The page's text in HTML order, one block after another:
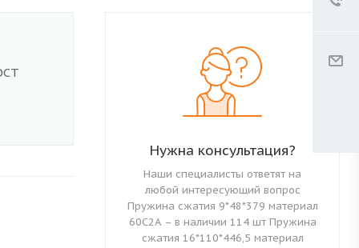
Нужна консультация?
Наши специалисты ответят на
любой интересующий вопрос
Пружина сжатия 9*48*379 материал
60С2А – в наличии 114 шт Пружина
сжатия 16*110*446,5 материал